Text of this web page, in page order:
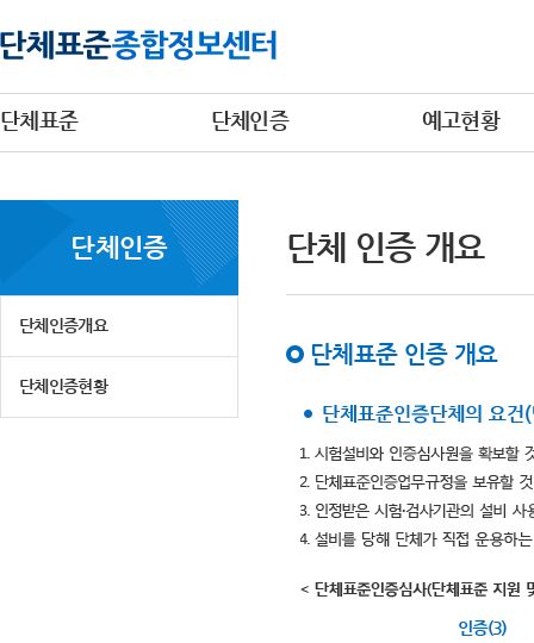
단체표준 단체인증 예고현황
단체인증
단체인증개요
단체인증현황
단체 인증 개요
단체표준 인증 개요